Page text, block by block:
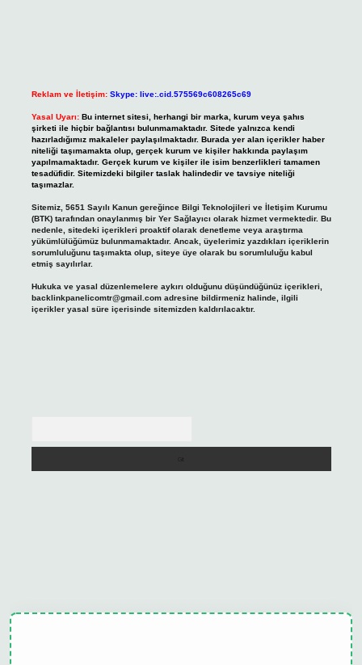
Reklam ve İletişim: Skype: live:.cid.575569c608265c69
Yasal Uyarı: Bu internet sitesi, herhangi bir marka, kurum veya şahıs
şirketi ile hiçbir bağlantısı bulunmamaktadır. Sitede yalnızca kendi
hazırladığımız makaleler paylaşılmaktadır. Burada yer alan içerikler haber
niteliği taşımamakta olup, gerçek kurum ve kişiler hakkında paylaşım
yapılmamaktadır. Gerçek kurum ve kişiler ile isim benzerlikleri tamamen
tesadüfidir. Sitemizdeki bilgiler taslak halindedir ve tavsiye niteliği
taşımazlar.
Sitemiz, 5651 Sayılı Kanun gereğince Bilgi Teknolojileri ve İletişim Kurumu
(BTK) tarafından onaylanmış bir Yer Sağlayıcı olarak hizmet vermektedir. Bu
nedenle, sitedeki içerikleri proaktif olarak denetleme veya araştırma
yükümlülüğümüz bulunmamaktadır. Ancak, üyelerimiz yazdıkları içeriklerin
sorumluluğunu taşımakta olup, siteye üye olarak bu sorumluluğu kabul
etmiş sayılırlar.
Hukuka ve yasal düzenlemelere aykırı olduğunu düşündüğünüz içerikleri,
backlinkpanelicomtr@gmail.comadresine bildirmeniz halinde, ilgili
içerikler yasal süre içerisinde sitemizden kaldırılacaktır.